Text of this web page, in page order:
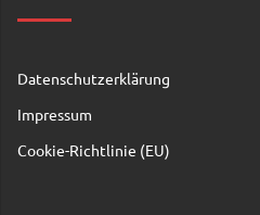
Datenschutzerklärung
Impressum
Cookie-Richtlinie (EU)